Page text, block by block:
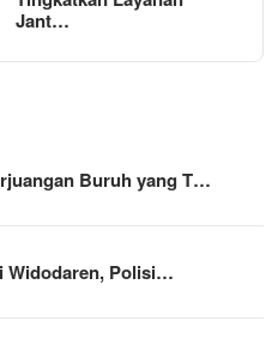
Jant…
Buruh yang T…
Widodaren, Polisi…